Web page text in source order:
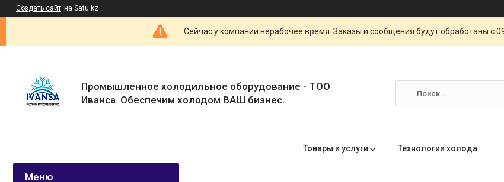
Создать сайт на Satu.kz
Сейчас у компании нерабочее время. Заказы и сообщения будут обработаны с
Промышленное холодильное оборудование - ТОО
Иванса. Обеспечим холодом ВАШ бизнес.
Товары и услуги Технологии холода